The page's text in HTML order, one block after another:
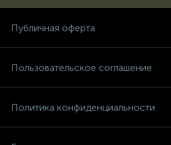
Публичная оферта
Пользовательское соглашение
Политика конфиденциальности